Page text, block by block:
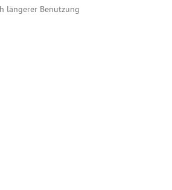
längerer Benutzung